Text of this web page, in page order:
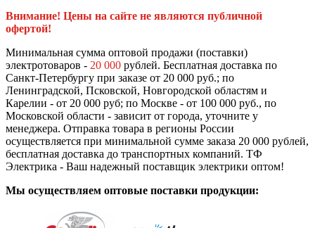
Внимание! Цены на сайте не являются публичной
офертой!
Минимальная сумма оптовой продажи (поставки)
электротоваров - 20 000 рублей. Бесплатная доставка по
Санкт-Петербургу при заказе от 20 000 руб.; по
Ленинградской, Псковской, Новгородской областям и
Карелии - от 20 000 руб; по Москве - от 100 000 руб., по
Московской области - зависит от города, уточните у
менеджера. Отправка товара в регионы России
осуществляется при минимальной сумме заказа 20 000 рублей,
бесплатная доставка до транспортных компаний. ТФ
Электрика - Ваш надежный поставщик электрики оптом!
Мы осуществляем оптовые поставки продукции: